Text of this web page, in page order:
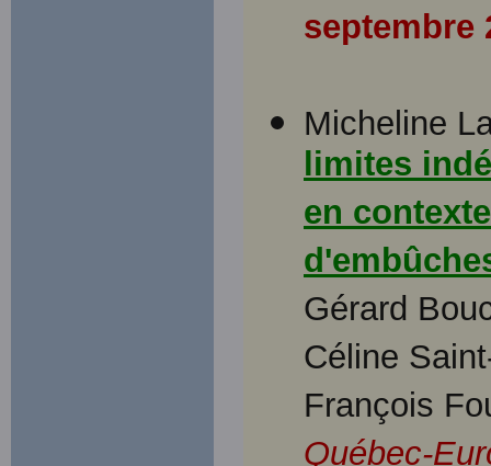
septembre
Micheline
limites
en
Gérard
Céline
François